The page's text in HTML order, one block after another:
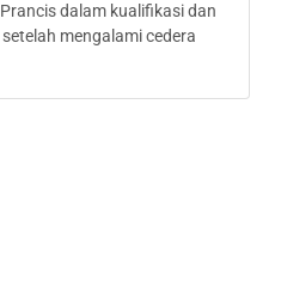
dalam kualifikasi dan
mengalami cedera